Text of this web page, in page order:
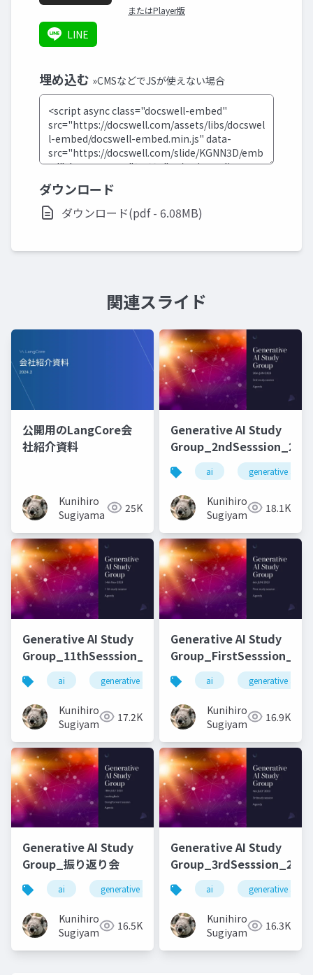
またはPlayer版
LINE
埋め込む »CMSなどでJSが使えない場合
ダウンロード
ダウンロード(pdf - 6.08MB)
関連スライド
公開用のLangCore会
社紹介資料
Kunihiro
Sugiyama
25K
Generative AI Study
ai generative ai
Kunihiro
Sugiyama
18.1K
Generative AI Study
Group_11thSesssion_20231114
ai generative ai machine learning deep
Kunihiro
Sugiyama
17.2K
Generative AI Study
ai generative ai
Kunihiro
Sugiyama
16.9K
Generative AI Study
Group_振り返り会
ai generative ai machine learning deep
Kunihiro
Sugiyama
16.5K
Generative AI Study
ai generative ai
Kunihiro
Sugiyama
16.3K